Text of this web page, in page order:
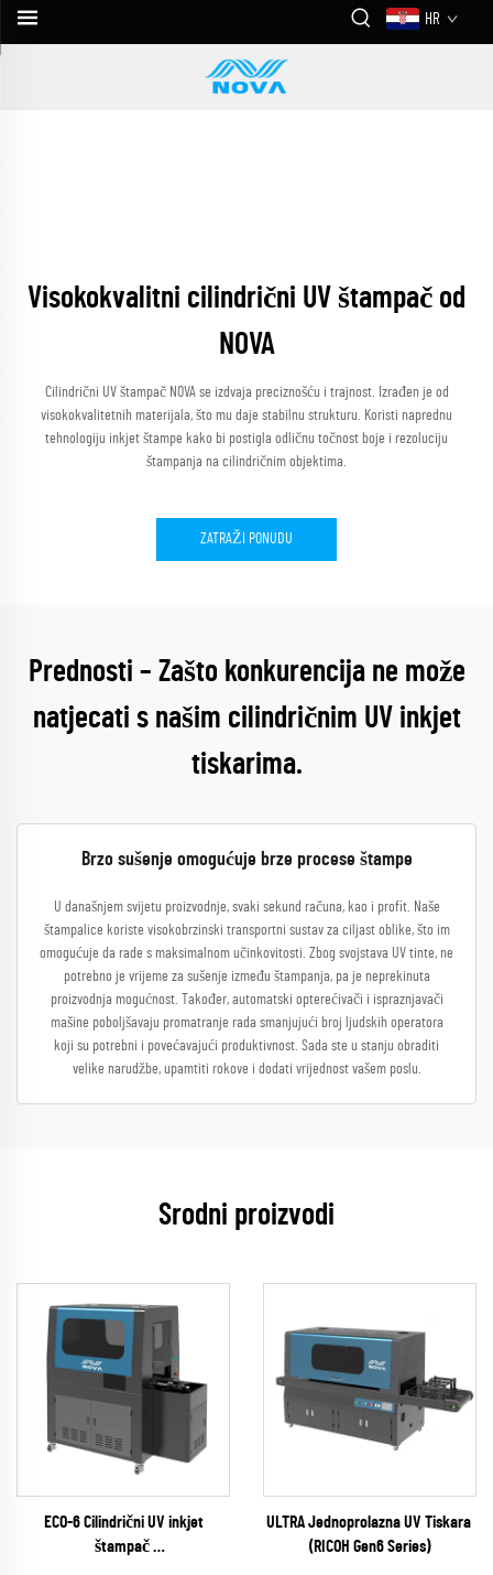
HR
Visokokvalitni cilindrični UV štampač od
NOVA
Cilindrični UV štampač NOVA se izdvaja preciznošću i trajnost. Izrađen je od
visokokvalitetnih materijala, što mu daje stabilnu strukturu. Koristi naprednu
tehnologiju inkjet štampe kako bi postigla odličnu točnost boje i rezoluciju
štampanja na cilindričnim objektima.
ZATRAŽI PONUDU
Prednosti – Zašto konkurencija ne može
natjecati s našim cilindričnim UV inkjet
tiskarima.
Brzo sušenje omogućuje brze procese štampe
U današnjem svijetu proizvodnje, svaki sekund računa, kao i profit. Naše
štampalice koriste visokobrzinski transportni sustav za ciljast oblike, što im
omogućuje da rade s maksimalnom učinkovitosti. Zbog svojstava UV tinte, ne
potrebno je vrijeme za sušenje između štampanja, pa je neprekinuta
proizvodnja mogućnost. Također, automatski opterećivači i ispraznjavači
mašine poboljšavaju promatranje rada smanjujući broj ljudskih operatora
koji su potrebni i povećavajući produktivnost. Sada ste u stanju obraditi
velike narudžbe, upamtiti rokove i dodati vrijednost vašem poslu.
Srodni proizvodi
ECO-6 Cilindrični UV inkjet
štampač
ULTRA Jednoprolazna UV Tiskara
(RICOH Gen6 Series)